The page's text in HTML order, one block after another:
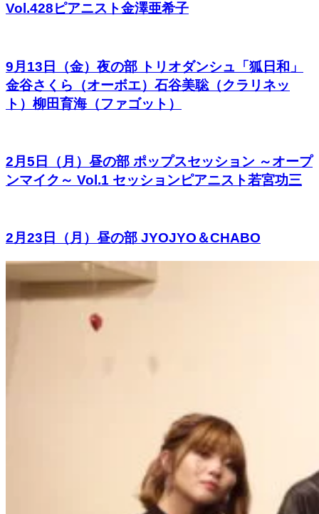
Vol.428ピアニスト金澤亜希子
9月13日（金）夜の部 トリオダンシュ「狐日和」
金谷さくら（オーボエ）石谷美聡（クラリネッ
ト）柳田育海（ファゴット）
2月5日（月）昼の部 ポップスセッション ～オープ
ンマイク～ Vol.1 セッションピアニスト若宮功三
2月23日（月）昼の部 JYOJYO＆CHABO